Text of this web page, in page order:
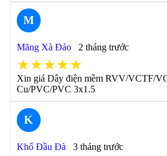
M
Mãng Xà Đảo 2 tháng trước
★★★★★
Xin giá Dây điện mềm RVV/VCTF/
Cu/PVC/PVC 3x1.5
K
Khổ Đầu Đà 3 tháng trước